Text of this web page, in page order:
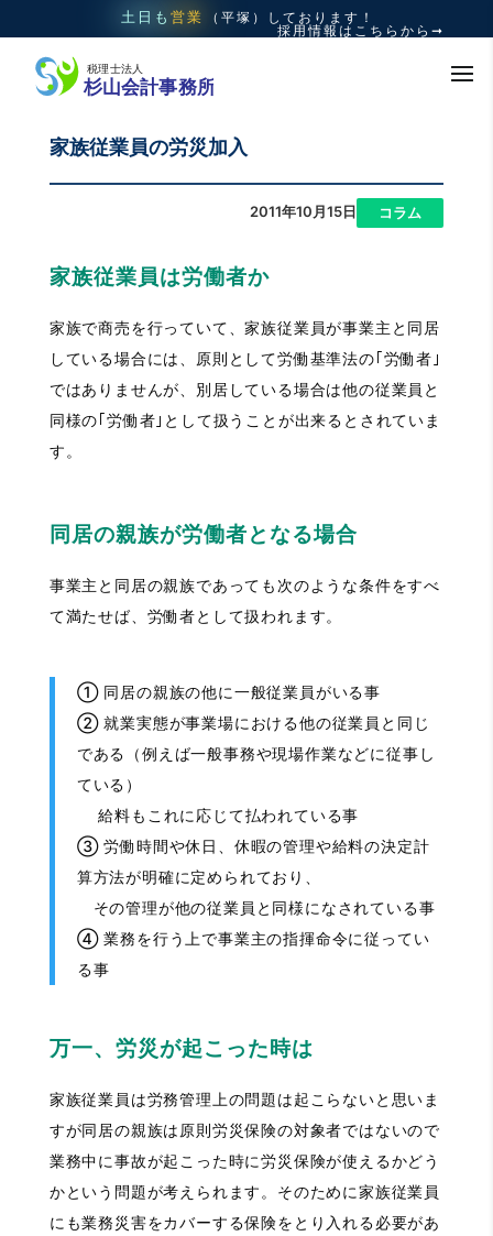
土日も 営業 （平塚）
しております！
採用情報はこちらから➞
家族従業員の労災加入
2011年10月15日 コラム
家族従業員は労働者か
家族で商売を行っていて、家族従業員が事業主と同居
している場合には、原則として労働基準法の｢労働者｣
ではありませんが、別居している場合は他の従業員と
同様の｢労働者｣として扱うことが出来るとされていま
す。
同居の親族が労働者となる場合
事業主と同居の親族であっても次のような条件をすべ
て満たせば、労働者として扱われます。
① 同居の親族の他に一般従業員がいる事
② 就業実態が事業場における他の従業員と同じ
である（例えば一般事務や現場作業などに従事し
ている）
給料もこれに応じて払われている事
③ 労働時間や休日、休暇の管理や給料の決定計
算方法が明確に定められており、
その管理が他の従業員と同様になされている事
④ 業務を行う上で事業主の指揮命令に従ってい
る事
万一、労災が起こった時は
家族従業員は労務管理上の問題は起こらないと思いま
すが同居の親族は原則労災保険の対象者ではないので
業務中に事故が起こった時に労災保険が使えるかどう
かという問題が考えられます。そのために家族従業員
にも業務災害をカバーする保険をとり入れる必要があ